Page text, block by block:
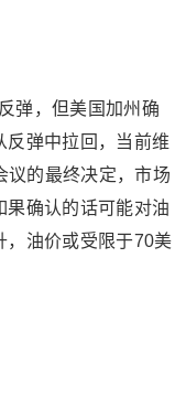
弹，但美国加州确
反弹中拉回，当前维
议的最终决定，市场
果确认的话可能对油
，油价或受限于70美